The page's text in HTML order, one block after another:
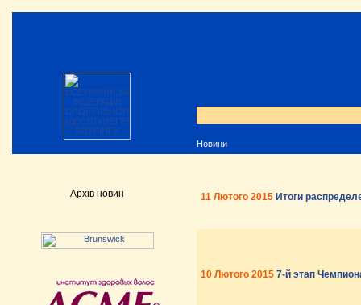
Новини
Архів новин 11 Лютого 2015 Итоги
10 Лютого 2015 7-й этап